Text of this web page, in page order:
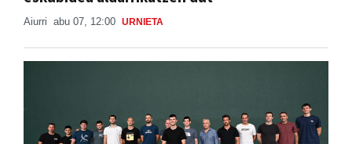
Aiurri abu 07, 12:00 URNIETA